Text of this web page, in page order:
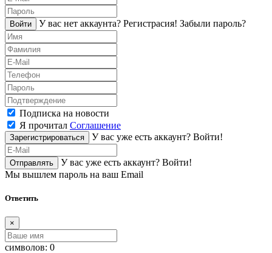
Войти У вас нет аккаунта? Регистраcия! Забыли пароль?
Подписка на новости
Я прочитал Соглашение
Зарегистрироваться У вас уже есть аккаунт? Войти!
Отправлять У вас уже есть аккаунт? Войти!
Мы вышлем пароль на ваш Email
Ответить
×
символов: 0